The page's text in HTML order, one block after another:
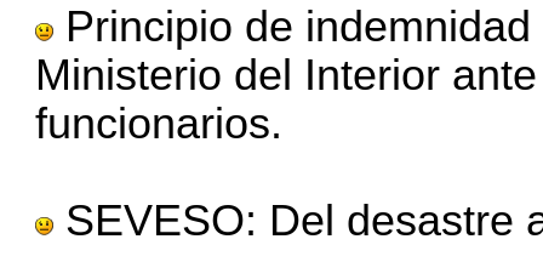
Principio de
Ministerio del Interior
funcionarios.
SEVESO: Del desastre